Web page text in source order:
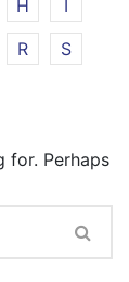
H
I
R
S
for. Perhaps